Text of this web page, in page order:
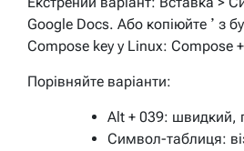
Google Docs. Або копіюйте ʼ з
Compose key у Linux: Compose + ‘
Порівняйте варіанти:
Alt + 039: швидкий,
Символ-таблиця: